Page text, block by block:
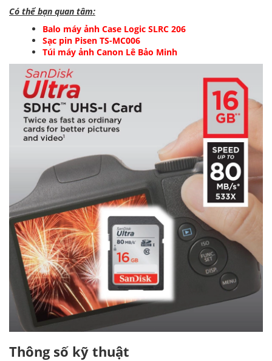
Có thể bạn quan tâm:
Balo máy ảnh Case Logic SLRC 206
Sạc pin Pisen TS-MC006
Túi máy ảnh Canon Lê Bảo Minh
Thông số kỹ thuật